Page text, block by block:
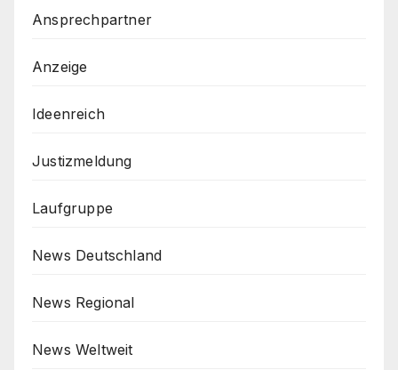
Ansprechpartner
Anzeige
Ideenreich
Justizmeldung
Laufgruppe
News Deutschland
News Regional
News Weltweit